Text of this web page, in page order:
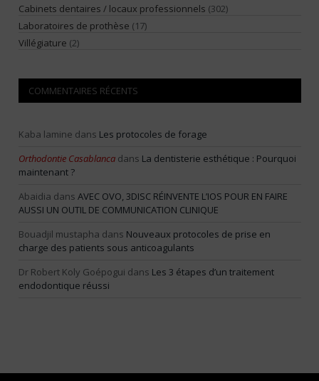
Cabinets dentaires / locaux professionnels (302)
Laboratoires de prothèse (17)
Villégiature (2)
COMMENTAIRES RÉCENTS
Kaba lamine dans Les protocoles de forage
Orthodontie Casablanca dans La dentisterie esthétique : Pourquoi
maintenant ?
Abaidia dans AVEC OVO, 3DISC RÉINVENTE L’IOS POUR EN FAIRE
AUSSI UN OUTIL DE COMMUNICATION CLINIQUE
Bouadjil mustapha dans Nouveaux protocoles de prise en
charge des patients sous anticoagulants
Dr Robert Koly Goépogui dans Les 3 étapes d’un traitement
endodontique réussi